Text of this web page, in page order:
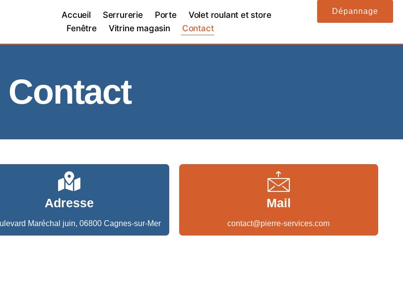
Accueil Serrurerie Porte
Volet roulant et store
Fenêtre
Vitrine magasin Contact
Dépannage
Contact
Adresse
Maréchal juin, 06800 Cagnes-sur-Mer
Mail
contact@pierre-services.com